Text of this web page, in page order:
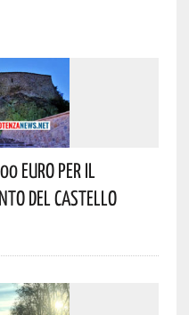
Euro Per Il
Del Castello